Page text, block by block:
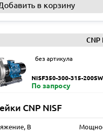
в корзину
CNP
без артикула
NISF350-300-315-
По запросу
CNP NISF
В